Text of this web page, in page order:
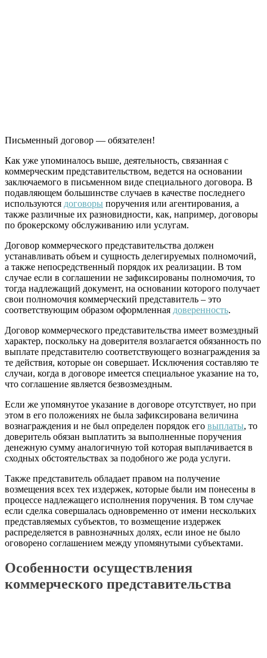
Письменный договор — обязателен!
Как уже упоминалось выше, деятельность, связанная с
коммерческим представительством, ведется на основании
заключаемого в письменном виде специального договора. В
подавляющем большинстве случаев в качестве последнего
используются договоры поручения или агентирования, а
также различные их разновидности, как, например, договоры
по брокерскому обслуживанию или услугам.
Договор коммерческого представительства должен
устанавливать объем и сущность делегируемых полномочий,
а также непосредственный порядок их реализации. В том
случае если в соглашении не зафиксированы полномочия, то
тогда надлежащий документ, на основании которого получает
свои полномочия коммерческий представитель – это
соответствующим образом оформленная доверенность.
Договор коммерческого представительства имеет возмездный
характер, поскольку на доверителя возлагается обязанность по
выплате представителю соответствующего вознаграждения за
те действия, которые он совершает. Исключения составляю те
случаи, когда в договоре имеется специальное указание на то,
что соглашение является безвозмездным.
Если же упомянутое указание в договоре отсутствует, но при
этом в его положениях не была зафиксирована величина
вознаграждения и не был определен порядок его выплаты, то
доверитель обязан выплатить за выполненные поручения
денежную сумму аналогичную той которая выплачивается в
сходных обстоятельствах за подобного же рода услуги.
Также представитель обладает правом на получение
возмещения всех тех издержек, которые были им понесены в
процессе надлежащего исполнения поручения. В том случае
если сделка совершалась одновременно от имени нескольких
представляемых субъектов, то возмещение издержек
распределяется в равнозначных долях, если иное не было
оговорено соглашением между упомянутыми субъектами.
Особенности осуществления
коммерческого представительства